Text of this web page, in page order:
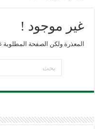
غير موجود !
المعذرة ولكن الصفحة